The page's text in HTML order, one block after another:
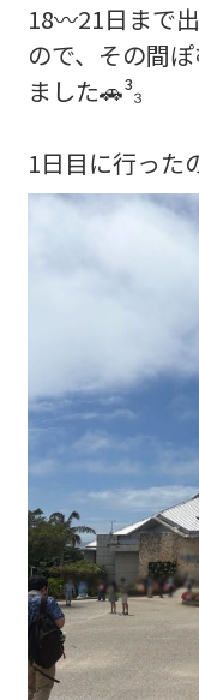
18〰️21日まで
ので、その間
ました🚗³₃
1日目に行った